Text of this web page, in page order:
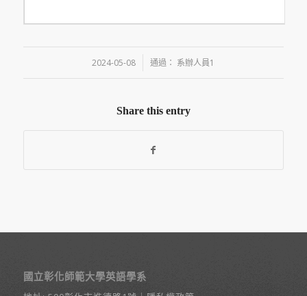
2024-05-08
/ 通過： 系辦人員1
Share this entry
國立彰化師範大學英語學系